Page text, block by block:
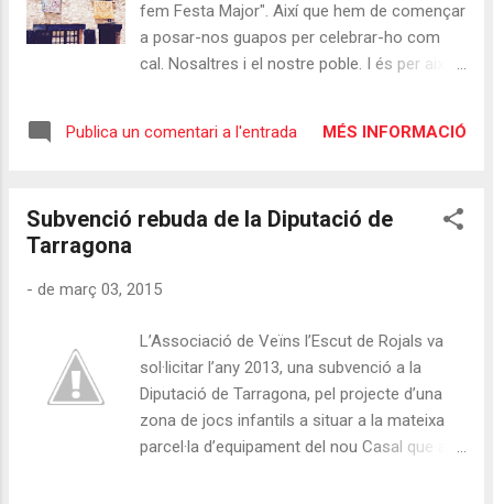
fem Festa Major". Així que hem de començar
a posar-nos guapos per celebrar-ho com
cal. Nosaltres i el nostre poble. I és per això
vella tradició popular. Us proposem que
estovalles o mantons més vistosos. O la
alguna calaixera hi ha una peça amb ganes
adjuntem algunes imatges per il·lustrar el que
Publica un comentari a l'entrada MÉS INFORMACIÓ
Subvenció rebuda de la Diputació de
Tarragona
- de març 03, 2015
L’Associació de Veïns l’Escut de Rojals va
sol·licitar l’any 2013, una subvenció a la
Diputació de Tarragona, pel projecte d’una
zona de jocs infantils a situar a la mateixa
parcel·la d’equipament del nou Casal que ara